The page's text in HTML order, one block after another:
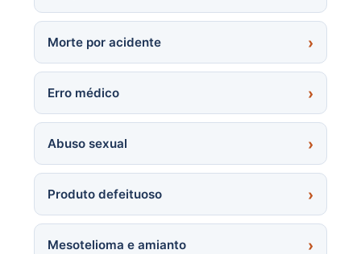
Morte por acidente
Erro médico
Abuso sexual
Produto defeituoso
Mesotelioma e amianto